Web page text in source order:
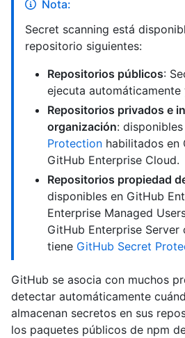
Nota:
Secret scanning está
repositorio siguientes:
Repositorios públicos:
ejecuta automáticamente
Repositorios privados e
organización:
Protection habilitados en
GitHub Enterprise Cloud.
Repositorios propiedad
disponibles en GitHub
Enterprise Managed
GitHub Enterprise Server
tiene GitHub Secret
GitHub se asocia con muchos
detectar automáticamente
almacenan secretos en sus
los paquetes públicos de npm